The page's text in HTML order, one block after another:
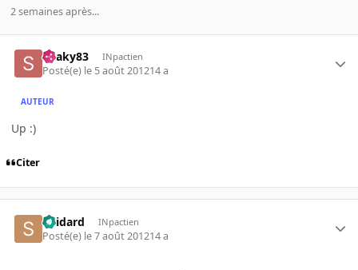
2 semaines après...
Snaky83 INpactien
Posté(e) le 5 août 201214 a
AUTEUR
Up :)
Citer
Spidard INpactien
Posté(e) le 7 août 201214 a